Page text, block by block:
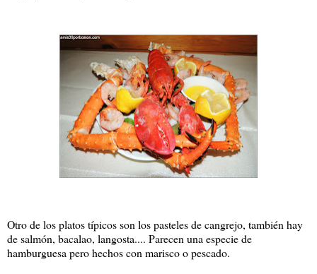
Otro de los platos típicos son los pasteles de cangrejo, también hay
de salmón, bacalao, langosta.... Parecen una especie de
hamburguesa pero hechos con marisco o pescado.